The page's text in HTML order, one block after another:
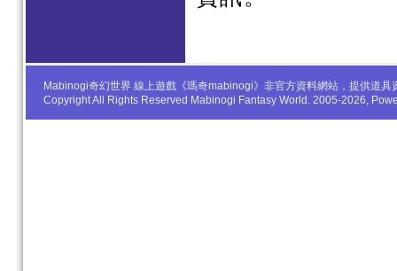
Mabinogi奇幻世界 線上遊戲《瑪奇mabinogi》非官方資料網站，提供道
Copyright All Rights Reserved Mabinogi Fantasy World. 2005-2026,